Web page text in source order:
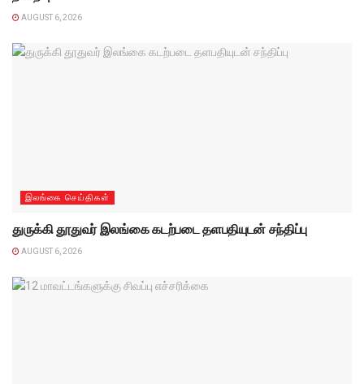
AUGUST 6, 2026
இலங்கை செய்திகள்
துருக்கி தூதுவர் இலங்கை கடற்படை தளபதியுடன் சந்திப்பு
AUGUST 6, 2026